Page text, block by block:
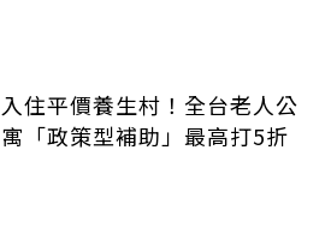
入住平價養生村！全台老人公
寓「政策型補助」最高打5折